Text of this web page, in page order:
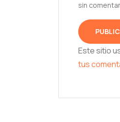
sin
Este sitio
tus